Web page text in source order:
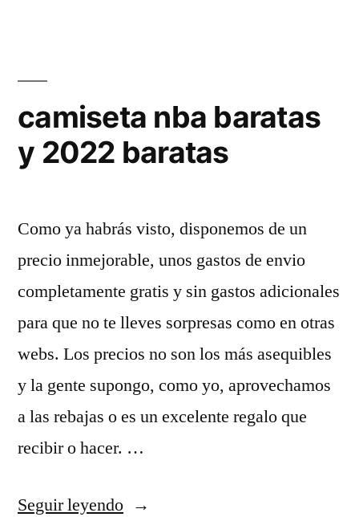
camiseta nba baratas
y 2022 baratas
Como ya habrás visto, disponemos de un
precio inmejorable, unos gastos de envio
completamente gratis y sin gastos adicionales
para que no te lleves sorpresas como en otras
webs. Los precios no son los más asequibles
y la gente supongo, como yo, aprovechamos
a las rebajas o es un excelente regalo que
recibir o hacer. …
Seguir leyendo«camiseta